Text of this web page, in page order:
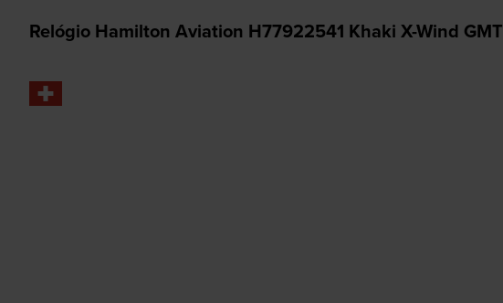
Relógio Hamilton Aviation H77922541 Khaki X-Wind GMT